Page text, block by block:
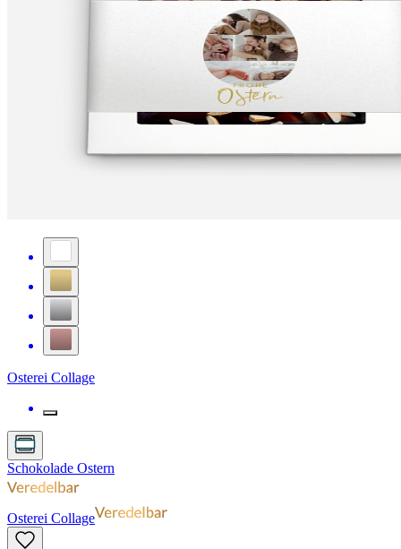
Osterei Collage
Schokolade Ostern
Osterei Collage